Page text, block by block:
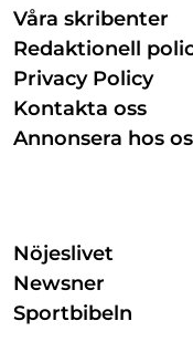
Våra skribenter
Redaktionell
Privacy Policy
Kontakta oss
Annonsera hos
Nöjeslivet
Newsner
Sportbibeln